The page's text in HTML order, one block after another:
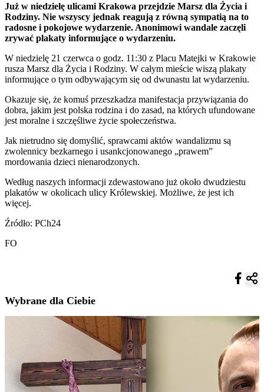
Już w niedzielę ulicami Krakowa przejdzie Marsz dla Życia i
Rodziny. Nie wszyscy jednak reagują z równą sympatią na to
radosne i pokojowe wydarzenie. Anonimowi wandale zaczęli
zrywać plakaty informujące o wydarzeniu.
W niedzielę 21 czerwca o godz. 11:30 z Placu Matejki w Krakowie
rusza Marsz dla Życia i Rodziny. W całym mieście wiszą plakaty
informujące o tym odbywającym się od dwunastu lat wydarzeniu.
Okazuje się, że komuś przeszkadza manifestacja przywiązania do
dobra, jakim jest polska rodzina i do zasad, na których ufundowane
jest moralne i szczęśliwe życie społeczeństwa.
Jak nietrudno się domyślić, sprawcami aktów wandalizmu są
zwolennicy bezkarnego i usankcjonowanego „prawem”
mordowania dzieci nienarodzonych.
Według naszych informacji zdewastowano już około dwudziestu
plakatów w okolicach ulicy Królewskiej. Możliwe, że jest ich
więcej.
Źródło: PCh24
FO
Wybrane dla Ciebie